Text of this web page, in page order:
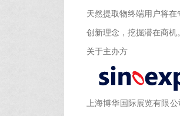
天然提取物终端用户将
创新理念，挖掘潜在商机。
关于主办方
上海博华国际展览有限